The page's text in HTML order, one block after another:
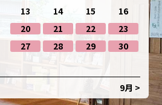
13 14 15
16
20 21 22
23
27 28 29
30
9月 >